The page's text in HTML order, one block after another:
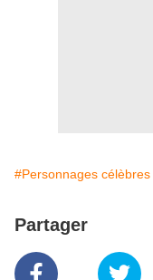
#Personnages célèbres
Partager